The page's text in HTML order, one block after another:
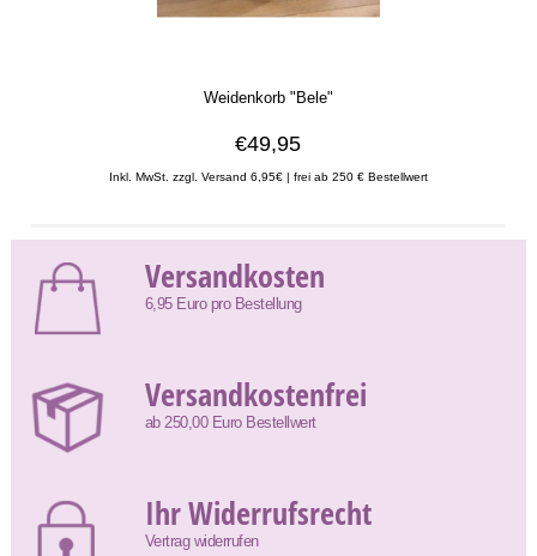
Weidenkorb "Bele"
€49,95
Inkl. MwSt. zzgl. Versand 6,95€ | frei ab 250 € Bestellwert
Versandkosten
6,95 Euro pro Bestellung
Versandkostenfrei
ab 250,00 Euro Bestellwert
Ihr Widerrufsrecht
Vertrag widerrufen